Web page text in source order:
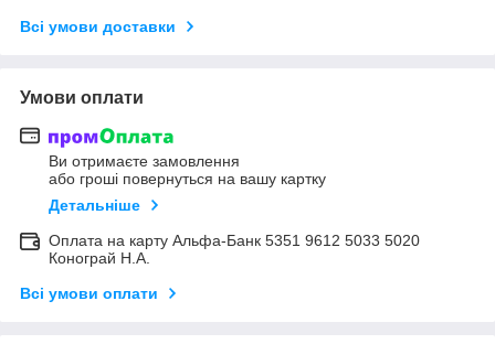
Всі умови доставки
Умови оплати
Ви отримаєте замовлення
або гроші повернуться на вашу картку
Детальніше
Оплата на карту Альфа-Банк 5351 9612 5033 5020
Конограй Н.А.
Всі умови оплати